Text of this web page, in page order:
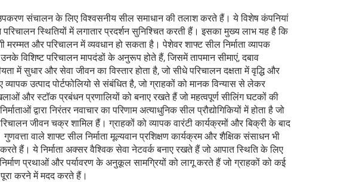
संचालन के लिए विश्वसनीय सील समाधान की तलाश करते हैं। ये विशेष कंपनियां
परिचालन स्थितियों में लगातार प्रदर्शन सुनिश्चित करती हैं। इसका मुख्य लाभ यह है कि
और परिचालन में व्यवधान हो सकता है। पेशेवर शाफ्ट सील निर्माता व्यापक
विशिष्ट परिचालन मापदंडों के अनुरूप होते हैं, जिसमें तापमान सीमाएं, दबाव
सुधार और सेवा जीवन का विस्तार होता है, जो सीधे परिचालन दक्षता में वृद्धि और
उत्पाद पोर्टफोलियो से संबंधित है, जो ग्राहकों को मानक विन्यास से लेकर
और स्टॉक प्रबंधन प्रणालियों को बनाए रखते हैं जो महत्वपूर्ण सीलिंग घटकों की
द्वारा निरंतर नवाचार का परिणाम अत्याधुनिक सील प्रौद्योगिकियों में होता है जो
जीवन चक्र शामिल हैं। ग्राहकों को व्यापक वारंटी कार्यक्रमों और बिक्री के बाद
वाले शाफ्ट सील निर्माता मूल्यवान प्रशिक्षण कार्यक्रम और शैक्षिक संसाधन भी
हैं। ये निर्माता अक्सर वैश्विक सेवा नेटवर्क बनाए रखते हैं जो आपात स्थिति के लिए
प्रथाओं और पर्यावरण के अनुकूल सामग्रियों को लागू करते हैं जो ग्राहकों को कई
पूरा करने में मदद करते हैं।